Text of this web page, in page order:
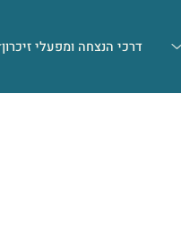
דרכי הנצחה ומפעלי זיכרון